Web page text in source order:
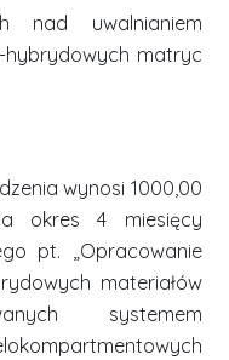
nad uwalnianiem
matryc
wynosi 1000,00
okres 4 miesięcy
pt. „Opracowanie
materiałów
systemem